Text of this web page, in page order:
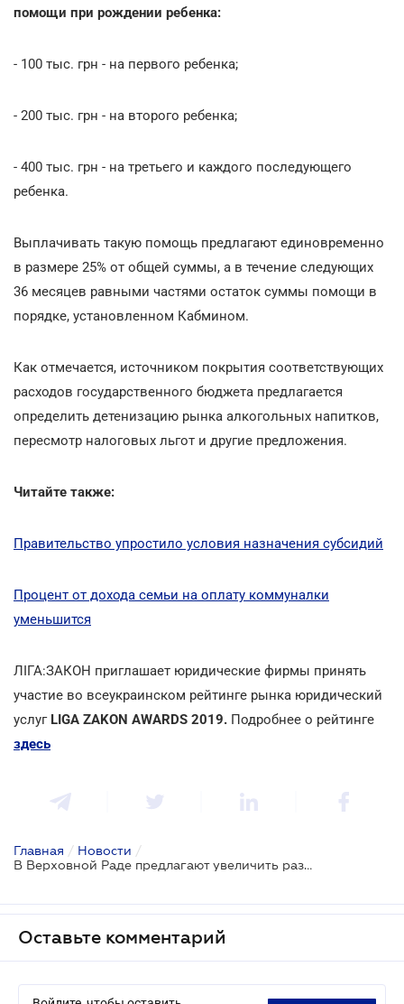
помощи при рождении ребенка:
- 100 тыс. грн - на первого ребенка;
- 200 тыс. грн - на второго ребенка;
- 400 тыс. грн - на третьего и каждого последующего
ребенка.
Выплачивать такую помощь предлагают единовременно
в размере 25% от общей суммы, а в течение следующих
36 месяцев равными частями остаток суммы помощи в
порядке, установленном Кабмином.
Как отмечается, источником покрытия соответствующих
расходов государственного бюджета предлагается
определить детенизацию рынка алкогольных напитков,
пересмотр налоговых льгот и другие предложения.
Читайте также:
Правительство упростило условия назначения субсидий
Процент от дохода семьи на оплату коммуналки
уменьшится
ЛІГА:ЗАКОН приглашает юридические фирмы принять
участие во всеукраинском рейтинге рынка юридический
услугLIGA ZAKON AWARDS 2019. Подробнее о рейтинге
здесь
Главная / Новости /
В Верховной Раде предлагают увеличить размер помощи при рождении ребенка
Оставьте комментарий